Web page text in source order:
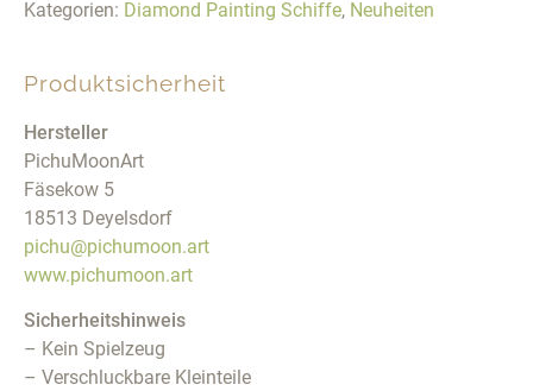
Kategorien: Diamond Painting Schiffe, Neuheiten
Produktsicherheit
Hersteller
PichuMoonArt
Fäsekow 5
18513 Deyelsdorf
pichu@pichumoon.art
www.pichumoon.art
Sicherheitshinweis
– Kein Spielzeug
– Verschluckbare Kleinteile